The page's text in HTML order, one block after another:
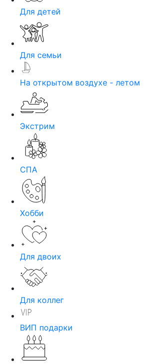
Для детей
Для семьи
На открытом воздухе - летом
Экстрим
СПА
Хобби
Для двоих
Для коллег
ВИП подарки